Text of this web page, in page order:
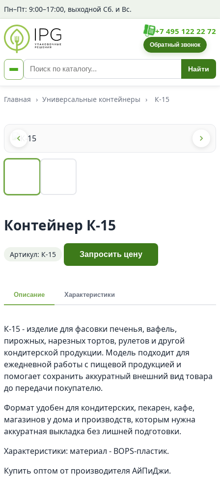
Пн–Пт: 9:00–17:00, выходной Сб. и Вс.
Найти
+7 495 122 22 72
Обратный звонок
Главная › Универсальные контейнеры › К-15
Контейнер К-15
Артикул: К-15 Запросить цену
Описание Характеристики
К-15 - изделие для фасовки печенья, вафель,
пирожных, нарезных тортов, рулетов и другой
кондитерской продукции. Модель подходит для
ежедневной работы с пищевой продукцией и
помогает сохранить аккуратный внешний вид товара
до передачи покупателю.
Формат удобен для кондитерских, пекарен, кафе,
магазинов у дома и производств, которым нужна
аккуратная выкладка без лишней подготовки.
Характеристики: материал - BOPS-пластик.
Купить оптом от производителя АйПиДжи.